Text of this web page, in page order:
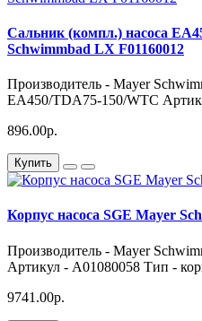
Сальник (компл.) насоса
Schwimmbad LX F01160012
Производитель - Mayer
EA450/TDA75-150/WTC
896.00р.
Купить
Корпус насоса SGE Mayer
Производитель - Mayer
Артикул - A01080058 Тип -
9741.00р.